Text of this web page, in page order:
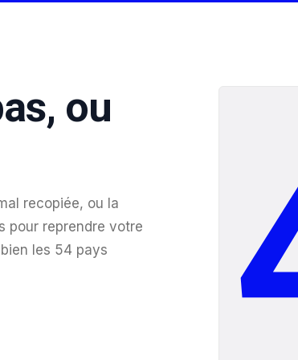
ou
recopiée, ou la
pour reprendre votre
les 54 pays